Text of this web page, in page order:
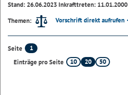
Stand: 26.06.2023 Inkrafttreten: 11.01.2000
Themen:
Vorschrift direkt aufrufen
Seite
1
Einträge pro Seite
10 20 50